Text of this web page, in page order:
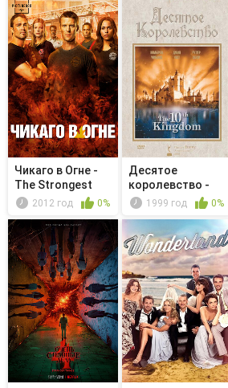
Чикаго в Огне -
The Strongest
Among Us
2012 год 0%
Десятое
королевство -
Серия 09-10
1999 год 0%